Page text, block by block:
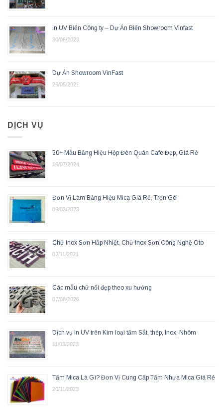
In UV Biển Công ty – Dự Án Biển Showroom Vinfast
30/06/2023
Dự Án Showroom VinFast
26/05/2021
DỊCH VỤ
50+ Mẫu Bảng Hiệu Hộp Đèn Quán Cafe Đẹp, Giá Rẻ
16/07/2024
Đơn Vị Làm Bảng Hiệu Mica Giá Rẻ, Trọn Gói
09/02/2023
Chữ Inox Sơn Hấp Nhiệt, Chữ Inox Sơn Công Nghệ Oto
02/11/2021
Các mẫu chữ nổi đẹp theo xu hướng
07/08/2026
Dịch vụ in UV trên Kim loại tấm Sắt, thép, Inox, Nhôm
11/03/2023
Tấm Mica Là Gì? Đơn Vị Cung Cấp Tấm Nhựa Mica Giá Rẻ
20/11/2023